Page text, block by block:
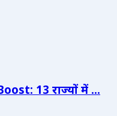
13 राज्यों में ...